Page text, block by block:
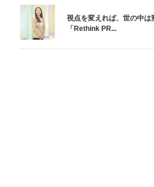
視点を変えれば、世の中は
「Rethink PR...